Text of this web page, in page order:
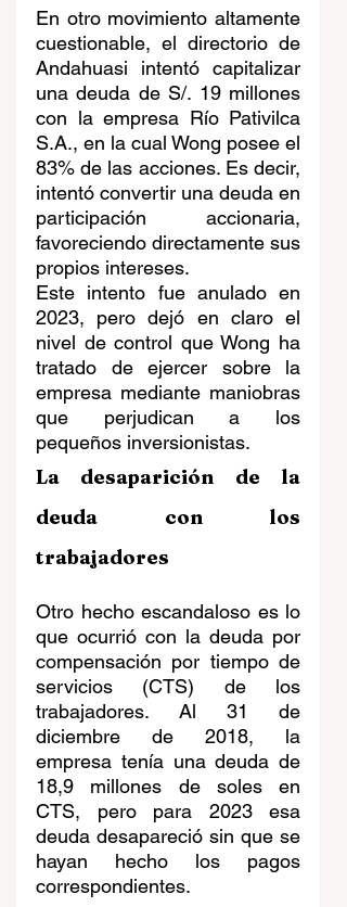
En otro movimiento altamente
cuestionable, el directorio de
Andahuasi intentó capitalizar
una deuda de S/. 19 millones
con la empresa Río Pativilca
S.A., en la cual Wong posee el
83% de las acciones. Es decir,
intentó convertir una deuda en
participación accionaria,
favoreciendo directamente sus
propios intereses.
Este intento fue anulado en
2023, pero dejó en claro el
nivel de control que Wong ha
tratado de ejercer sobre la
empresa mediante maniobras
que perjudican a los
pequeños inversionistas.
La desaparición de la
deuda con los
trabajadores
Otro hecho escandaloso es lo
que ocurrió con la deuda por
compensación por tiempo de
servicios (CTS) de los
trabajadores. Al 31 de
diciembre de 2018, la
empresa tenía una deuda de
18,9 millones de soles en
CTS, pero para 2023 esa
deuda desapareció sin que se
hayan hecho los pagos
correspondientes.